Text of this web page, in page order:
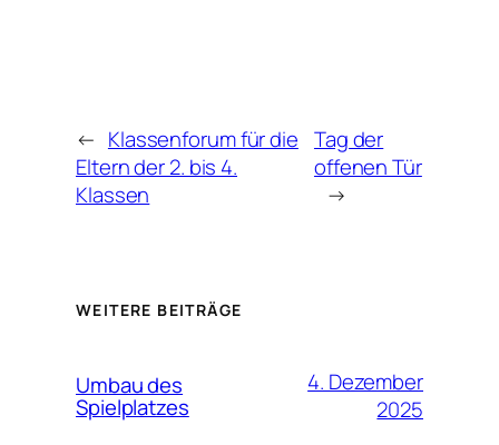
← Klassenforum für die
Eltern der 2. bis 4.
Klassen
Tag der
offenen Tür
→
WEITERE BEITRÄGE
Umbau des
Spielplatzes
4. Dezember
2025